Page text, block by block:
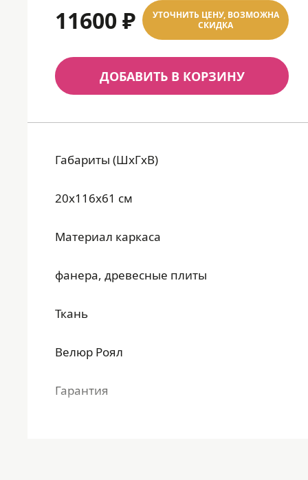
11600 ₽
УТОЧНИТЬ ЦЕНУ, ВОЗМОЖНА
СКИДКА
ДОБАВИТЬ В КОРЗИНУ
Габариты (ШхГхВ)
20x116x61 см
Материал каркаса
фанера, древесные плиты
Ткань
Велюр Роял
Гарантия